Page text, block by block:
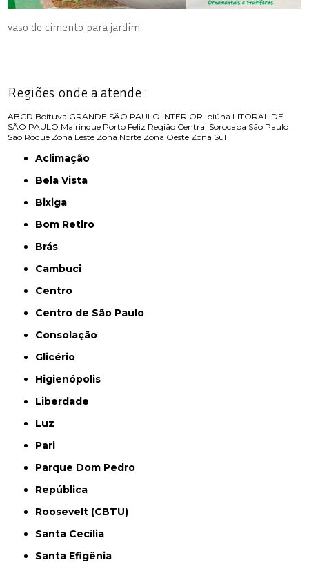
vaso de cimento para jardim
Regiões onde a atende :
ABCD Boituva GRANDE SÃO PAULO INTERIOR Ibiúna LITORAL DE
SÃO PAULO Mairinque Porto Feliz Região Central Sorocaba São Paulo
São Roque Zona Leste Zona Norte Zona Oeste Zona Sul
Aclimação
Bela Vista
Bixiga
Bom Retiro
Brás
Cambuci
Centro
Centro de São Paulo
Consolação
Glicério
Higienópolis
Liberdade
Luz
Pari
Parque Dom Pedro
República
Roosevelt (CBTU)
Santa Cecília
Santa Efigênia